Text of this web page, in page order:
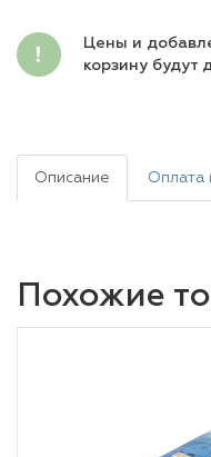
Цены и
корзину будут
Описание Оплата
Похожие